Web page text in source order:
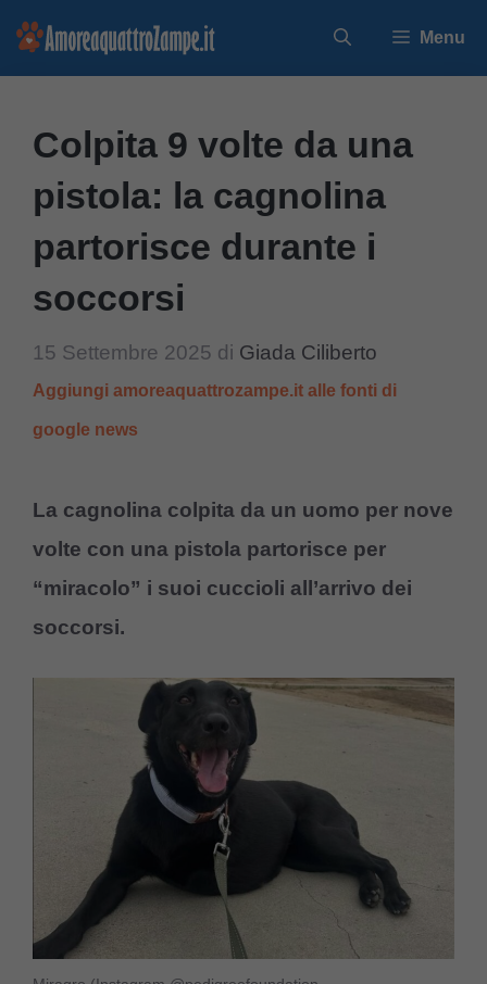
Vai
Menu
Colpita 9 volte da una
pistola: la cagnolina
partorisce durante i
soccorsi
15 Settembre 2025 di Giada Ciliberto
Aggiungi amoreaquattrozampe.it alle fonti di
google news
La cagnolina colpita da un uomo per nove
volte con una pistola partorisce per
“miracolo” i suoi cuccioli all’arrivo dei
soccorsi.